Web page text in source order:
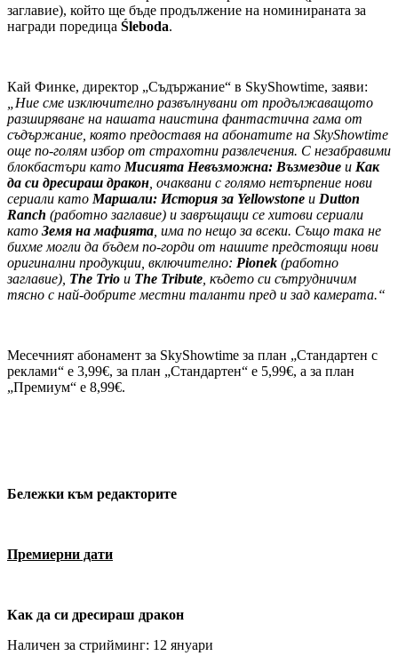
заглавие), който ще бъде продължение на номинираната за
награди поредица Śleboda.
Кай Финке, директор „Съдържание“ в SkyShowtime, заяви:
„Ние сме изключително развълнувани от продължаващото
разширяване на нашата наистина фантастична гама от
съдържание, която предоставя на абонатите на SkyShowtime
още по-голям избор от страхотни развлечения. С незабравими
блокбастъри катоМисията Невъзможна: Възмездие и Как
да си дресираш дракон, очаквани с голямо нетърпение нови
сериали катоМаршали: История за Yellowstone и Dutton
Ranch (работно заглавие) и завръщащи се хитови сериали
като Земя на мафията, има по нещо за всеки. Също така не
бихме могли да бъдем по-горди от нашите предстоящи нови
оригинални продукции, включително: Pionek (работно
заглавие), The Trio и The Tribute, където си сътрудничим
тясно с най-добрите местни таланти пред и зад камерата.“
Месечният абонамент за SkyShowtime за план „Стандартен с
реклами“ е 3,99€, за план „Стандартен“ е 5,99€, а за план
„Премиум“ е 8,99€.
Бележки към редакторите
Премиерни дати
Как да си дресираш дракон
Наличен за стрийминг: 12 януари